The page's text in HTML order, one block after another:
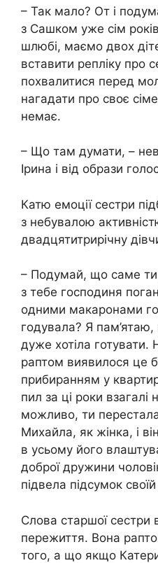
– Так мало? От і
з Сашком уже сім
шлюбі, маємо двох
вставити репліку про
похвалитися перед
нагадати про своє
немає.
– Що там думати, –
Ірина і від образи
Катю емоції сестри
з небувалою
двадцятитрирічну
– Подумай, що саме
з тебе господиня
одними макаронами
годувала? Я
дуже хотіла
раптом виявилося це
прибиранням у
пил за ці роки взагалі
можливо, ти
Михайла, як жінка, і
в усьому його
доброї дружини
підвела підсумок
Слова старшої сестри
пережиття. Вона
того, а що якщо